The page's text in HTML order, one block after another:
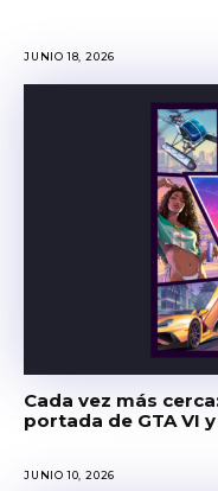
JUNIO 18, 2026
Cada vez más
portada de GTA VI
JUNIO 10, 2026